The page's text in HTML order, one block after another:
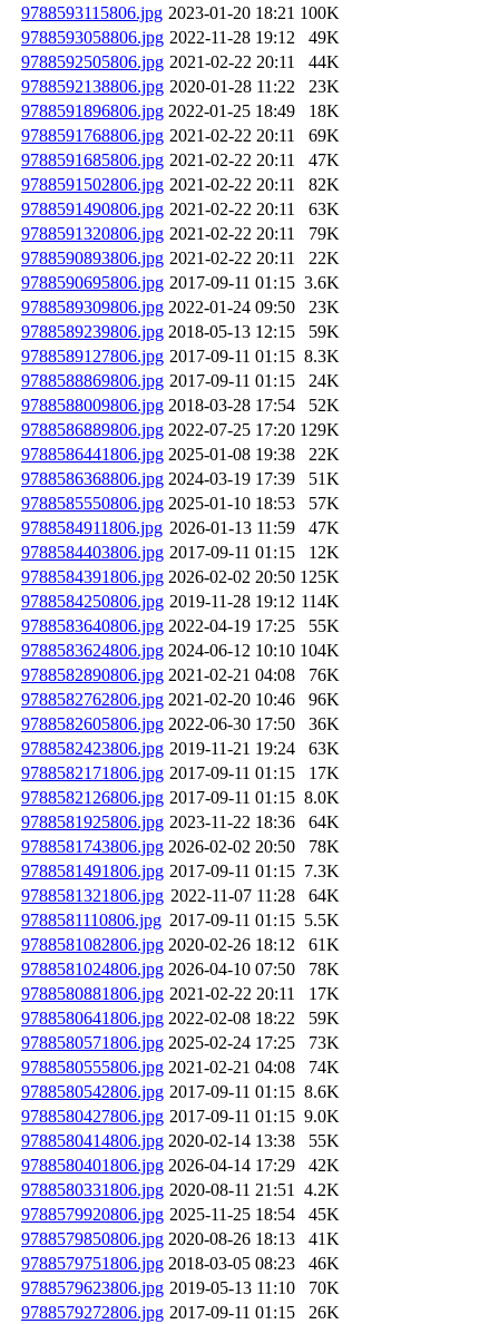
9788593115806.jpg 2023-01-20 18:21 100K
9788593058806.jpg 2022-11-28 19:12
49K
9788592505806.jpg 2021-02-22 20:11
44K
9788592138806.jpg 2020-01-28 11:22
23K
9788591896806.jpg 2022-01-25 18:49
18K
9788591768806.jpg 2021-02-22 20:11
69K
9788591685806.jpg 2021-02-22 20:11
47K
9788591502806.jpg 2021-02-22 20:11
82K
9788591490806.jpg 2021-02-22 20:11
63K
9788591320806.jpg 2021-02-22 20:11
79K
9788590893806.jpg 2021-02-22 20:11
22K
9788590695806.jpg 2017-09-11 01:15 3.6K
9788589309806.jpg 2022-01-24 09:50
23K
9788589239806.jpg 2018-05-13 12:15
59K
9788589127806.jpg 2017-09-11 01:15 8.3K
9788588869806.jpg 2017-09-11 01:15
24K
9788588009806.jpg 2018-03-28 17:54
52K
9788586889806.jpg 2022-07-25 17:20 129K
9788586441806.jpg 2025-01-08 19:38
22K
9788586368806.jpg 2024-03-19 17:39
51K
9788585550806.jpg 2025-01-10 18:53
57K
9788584911806.jpg 2026-01-13 11:59
47K
9788584403806.jpg 2017-09-11 01:15
12K
9788584391806.jpg 2026-02-02 20:50 125K
9788584250806.jpg 2019-11-28 19:12 114K
9788583640806.jpg 2022-04-19 17:25
55K
9788583624806.jpg 2024-06-12 10:10 104K
9788582890806.jpg 2021-02-21 04:08
76K
9788582762806.jpg 2021-02-20 10:46
96K
9788582605806.jpg 2022-06-30 17:50
36K
9788582423806.jpg 2019-11-21 19:24
63K
9788582171806.jpg 2017-09-11 01:15
17K
9788582126806.jpg 2017-09-11 01:15 8.0K
9788581925806.jpg 2023-11-22 18:36
64K
9788581743806.jpg 2026-02-02 20:50
78K
9788581491806.jpg 2017-09-11 01:15 7.3K
9788581321806.jpg 2022-11-07 11:28
64K
9788581110806.jpg 2017-09-11 01:15 5.5K
9788581082806.jpg 2020-02-26 18:12
61K
9788581024806.jpg 2026-04-10 07:50
78K
9788580881806.jpg 2021-02-22 20:11
17K
9788580641806.jpg 2022-02-08 18:22
59K
9788580571806.jpg 2025-02-24 17:25
73K
9788580555806.jpg 2021-02-21 04:08
74K
9788580542806.jpg 2017-09-11 01:15 8.6K
9788580427806.jpg 2017-09-11 01:15 9.0K
9788580414806.jpg 2020-02-14 13:38
55K
9788580401806.jpg 2026-04-14 17:29
42K
9788580331806.jpg 2020-08-11 21:51 4.2K
9788579920806.jpg 2025-11-25 18:54
45K
9788579850806.jpg 2020-08-26 18:13
41K
9788579751806.jpg 2018-03-05 08:23
46K
9788579623806.jpg 2019-05-13 11:10
70K
9788579272806.jpg 2017-09-11 01:15
26K